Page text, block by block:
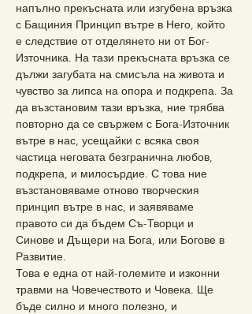
напълно прекъсната или изгубена връзка
с Бащиния Принцип вътре в Него, който
е следствие от отделянето ни от Бог-
Източника. На тази прекъсната връзка се
дължи загубата на смисъла на живота и
чувство за липса на опора и подкрепа. За
да възстановим тази връзка, ние трябва
повторно да се свържем с Бога-Източник
вътре в нас, усещайки с всяка своя
частица неговата безгранична любов,
подкрепа, и милосърдие. С това ние
възстановяваме отново творческия
принцип вътре в нас, и заявяваме
правото си да бъдем Съ-Творци и
Синове и Дъщери на Бога, или Богове в
Развитие.
Това е една от най-големите и изконни
травми на Човечеството и Човека. Ще
бъде силно и много полезно, и